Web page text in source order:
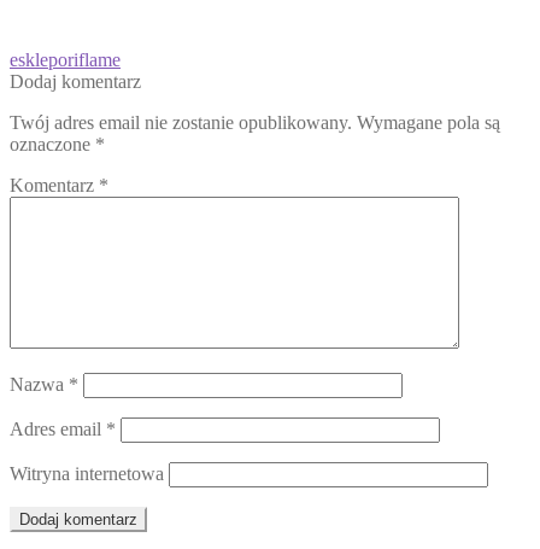
Nawigacja
wpisu
Poprzedni
wpis:
eskleporiflame
Dodaj komentarz
Twój adres email nie zostanie opublikowany. Wymagane pola są
oznaczone *
Komentarz *
Nazwa *
Adres email *
Witryna internetowa